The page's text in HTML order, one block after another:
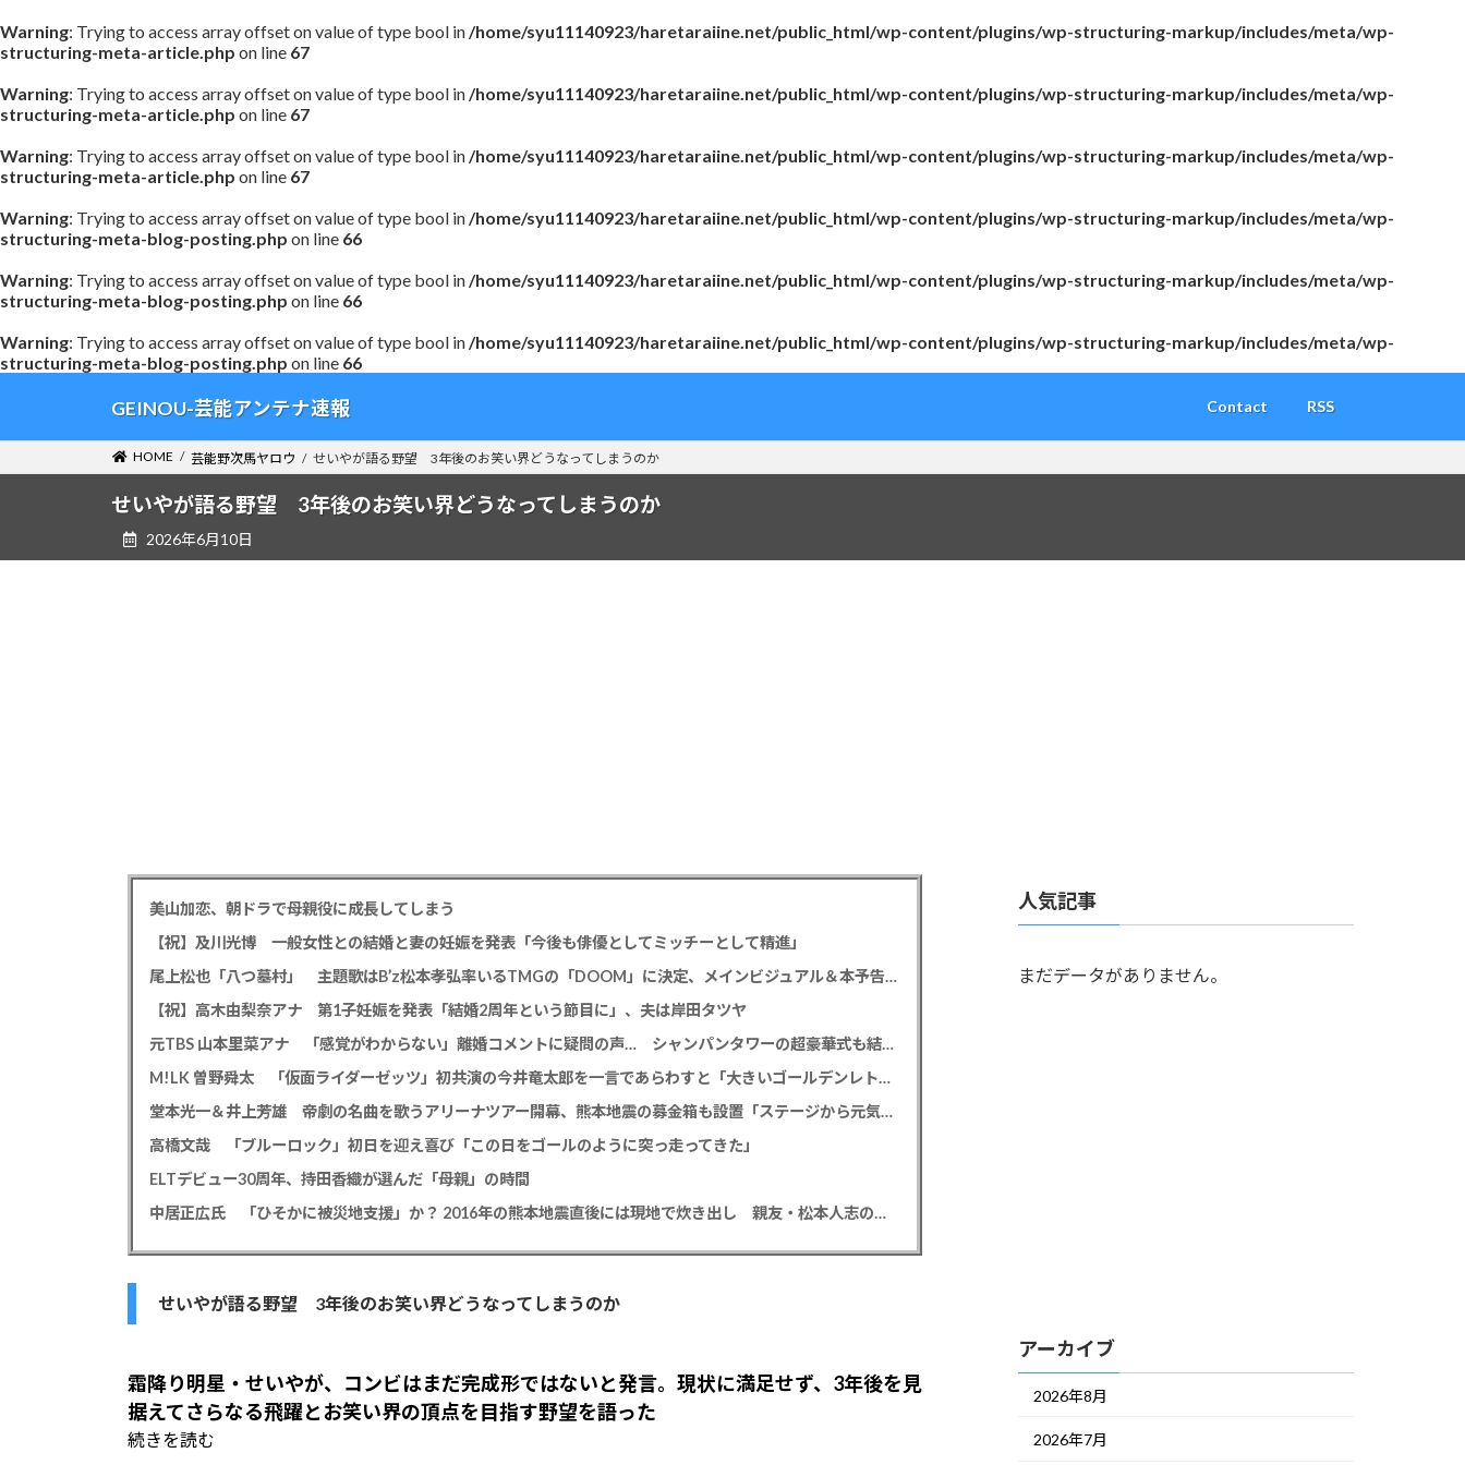
Warning: Trying to access array offset on value of type bool in/home/syu11140923/haretaraiine.net/public_html/wp-content/plugins/wp-structuring-markup/includes/meta/wp-
structuring-meta-article.php on line 67
Warning: Trying to access array offset on value of type bool in/home/syu11140923/haretaraiine.net/public_html/wp-content/plugins/wp-structuring-markup/includes/meta/wp-
structuring-meta-article.php on line 67
Warning: Trying to access array offset on value of type bool in/home/syu11140923/haretaraiine.net/public_html/wp-content/plugins/wp-structuring-markup/includes/meta/wp-
structuring-meta-article.php on line 67
Warning: Trying to access array offset on value of type bool in/home/syu11140923/haretaraiine.net/public_html/wp-content/plugins/wp-structuring-markup/includes/meta/wp-
structuring-meta-blog-posting.php on line 66
Warning: Trying to access array offset on value of type bool in/home/syu11140923/haretaraiine.net/public_html/wp-content/plugins/wp-structuring-markup/includes/meta/wp-
structuring-meta-blog-posting.php on line 66
Warning: Trying to access array offset on value of type bool in/home/syu11140923/haretaraiine.net/public_html/wp-content/plugins/wp-structuring-markup/includes/meta/wp-
structuring-meta-blog-posting.php on line 66
テ
ゲ
GEINOU-芸能アンテナ速報 Contact RSS
HOME 芸能野次馬ヤロウ せいやが語る野望 3年後のお笑い界どうなってしまうのか
せいやが語る野望 3年後のお笑い界どうなってしまうのか
2026年6月10日
美山加恋、朝ドラで母親役に成長してしまう
【祝】及川光博 一般女性との結婚と妻の妊娠を発表「今後も俳優としてミッチーとして精進」
尾上松也「八つ墓村」 主題歌はB’z松本孝弘率いるTMGの「DOOM」に決定、メインビジュアル＆本予告編も解禁
【祝】高木由梨奈アナ 第1子妊娠を発表「結婚2周年という節目に」、夫は岸田タツヤ
元TBS 山本里菜アナ 「感覚がわからない」離婚コメントに疑問の声… シャンパンタワーの超豪華式も結婚生活は4年半で終止符
M!LK 曽野舜太 「仮面ライダーゼッツ」初共演の今井竜太郎を一言であらわすと「大きいゴールデンレトリバー
堂本光一＆井上芳雄 帝劇の名曲を歌うアリーナツアー開幕、熊本地震の募金箱も設置「ステージから元気を届けられる形になれば」
高橋文哉 「ブルーロック」初日を迎え喜び「この日をゴールのように突っ走ってきた」
ELTデビュー30周年、持田香織が選んだ「母親」の時間
中居正広氏 「ひそかに被災地支援」か？ 2016年の熊本地震直後には現地で炊き出し 親友・松本人志の闘病に心を痛め、頻繁に連絡も
せいやが語る野望 3年後のお笑い界どうなってしまうのか
霜降り明星・せいやが、コンビはまだ完成形ではないと発言。現状に満足せず、3年後を見
据えてさらなる飛躍とお笑い界の頂点を目指す野望を語った
続きを読む
人気記事
まだデータがありません。
アーカイブ
2026年8月
2026年7月